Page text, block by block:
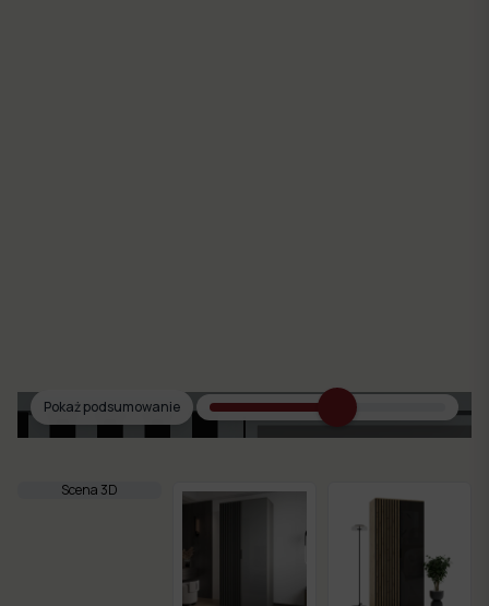
Kolekcje
mebli
Pokaż podsumowanie
Scena 3D